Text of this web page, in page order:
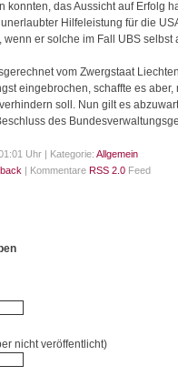
konnten, das Aussicht auf Erfolg
Hilfeleistung für die
wenn er solche im Fall UBS
vom Zwergstaat
eingebrochen, schaffte es
soll. Nun gilt es
des
Uhr | Kategorie: Allgemein
| Kommentare RSS 2.0 Feed
nicht veröffentlicht)